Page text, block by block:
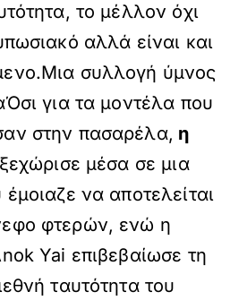
το μέλλον όχι
αλλά είναι και
συλλογή ύμνος
για τα μοντέλα που
στην πασαρέλα, η
ξεχώρισε μέσα σε μια
να αποτελείται
φτερών, ενώ η
Yai επιβεβαίωσε τη
ταυτότητα του